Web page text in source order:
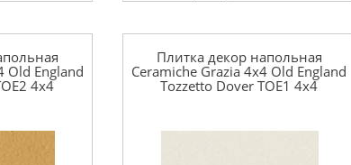
Old England
4x4
Плитка декор напольная
Ceramiche Grazia 4x4 Old England
Tozzetto Dover TOE1 4x4